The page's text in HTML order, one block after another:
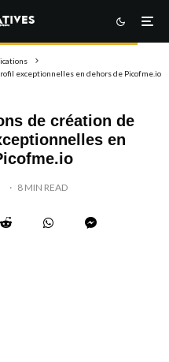
exceptionnelles en dehors de Picofme.io
de création de
en
· 8 MIN READ